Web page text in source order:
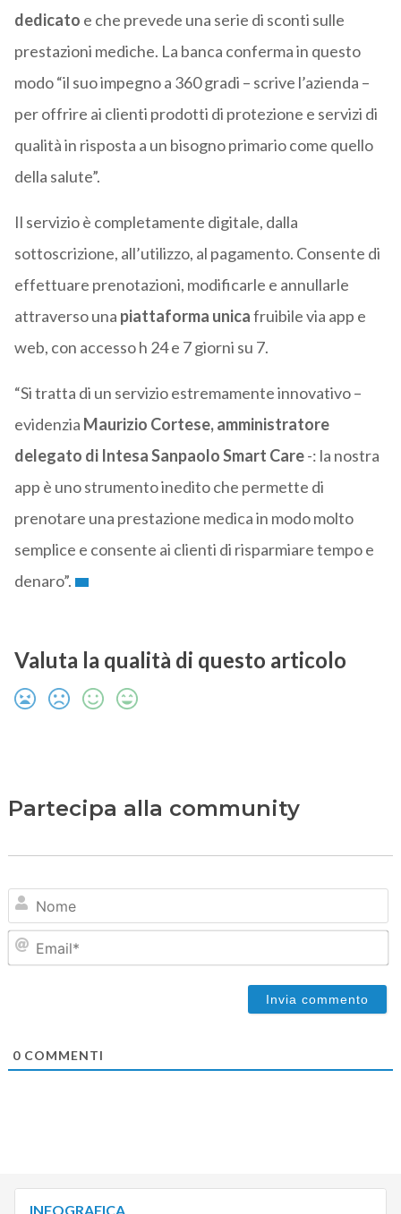
dedicato e che prevede una serie di sconti sulle
prestazioni mediche. La banca conferma in questo
modo “il suo impegno a 360 gradi – scrive l’azienda –
per offrire ai clienti prodotti di protezione e servizi di
qualità in risposta a un bisogno primario come quello
della salute”.
Il servizio è completamente digitale, dalla
sottoscrizione, all’utilizzo, al pagamento. Consente di
effettuare prenotazioni, modificarle e annullarle
attraverso una piattaforma unicafruibile via app e
web, con accesso h 24 e 7 giorni su 7.
“Si tratta di un servizio estremamente innovativo –
evidenzia Maurizio Cortese, amministratore
delegato di Intesa Sanpaolo Smart Care-: la nostra
app è uno strumento inedito che permette di
prenotare una prestazione medica in modo molto
semplice e consente ai clienti di risparmiare tempo e
denaro”.
Valuta la qualità di questo articolo
Partecipa alla community
0COMMENTI
INFOGRAFICA